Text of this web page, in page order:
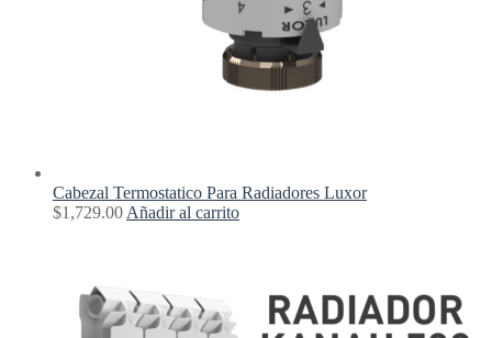
Cabezal Termostatico Para Radiadores Luxor
$1,729.00 Añadir al carrito